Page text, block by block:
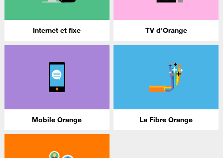
Internet et fixe TV d'Orange
Mobile Orange La Fibre Orange